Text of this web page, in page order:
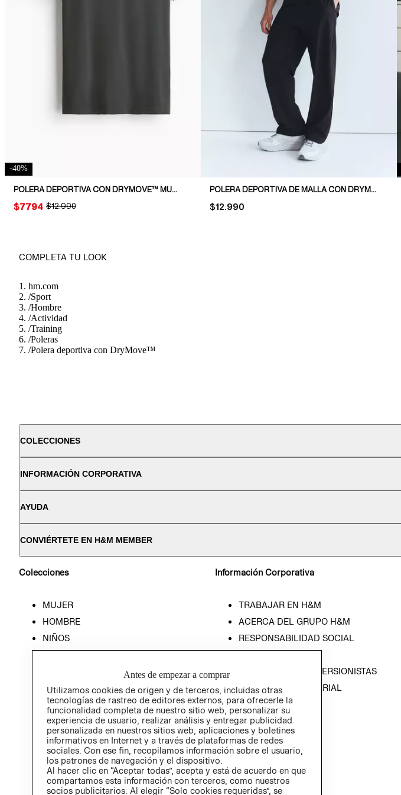
-40%
POLERA DEPORTIVA CON DRYMOVE™ MUSCLE FIT
ORIGINAL PRICE:
$12.990
PRICE:
$7794
POLERA DEPORTIVA DE MALLA CON DRYMOVE™
PRICE:
$12.990
COMPLETA TU LOOK
hm.com
/Sport
/Hombre
/Actividad
/Training
/Poleras
/Polera deportiva con DryMove™
COLECCIONES
INFORMACIÓN CORPORATIVA
AYUDA
CONVIÉRTETE EN H&M MEMBER
Colecciones
MUJER
HOMBRE
NIÑOS
Información Corporativa
TRABAJAR EN H&M
ACERCA DEL GRUPO H&M
RESPONSABILIDAD SOCIAL
RELACIÓN CON INVERSIONISTAS
POLÍTICA EMPRESARIAL
Antes de empezar a comprar
Utilizamos cookies de origen y de terceros, incluidas otras
tecnologías de rastreo de editores externos, para ofrecerle la
funcionalidad completa de nuestro sitio web, personalizar su
experiencia de usuario, realizar análisis y entregar publicidad
personalizada en nuestros sitios web, aplicaciones y boletines
informativos en Internet y a través de plataformas de redes
sociales. Con ese fin, recopilamos información sobre el usuario,
los patrones de navegación y el dispositivo.
Al hacer clic en “Aceptar todas”, acepta y está de acuerdo en que
compartamos esta información con terceros, como nuestros
socios publicitarios. Al elegir “Solo cookies requeridas”, se